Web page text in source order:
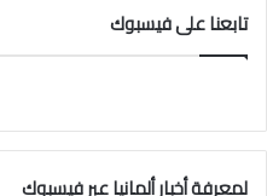
تابعنا على فيسبوك
لمعرفة أخبار ألمانيا عبر فيسبوك